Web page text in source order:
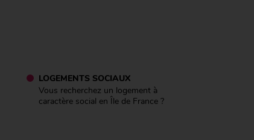
LOGEMENTS SOCIAUX
Vous recherchez un logement à
caractère social en Île de France ?